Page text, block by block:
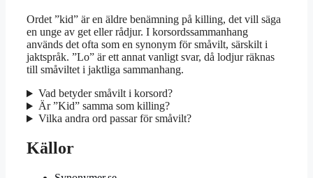
Ordet ”kid” är en äldre benämning på killing, det vill säga
en unge av get eller rådjur. I korsordssammanhang
används det ofta som en synonym för småvilt, särskilt i
jaktspråk. ”Lo” är ett annat vanligt svar, då lodjur räknas
till småviltet i jaktliga sammanhang.
Vad betyder småvilt i korsord?
Är ”Kid” samma som killing?
Vilka andra ord passar för småvilt?
Källor